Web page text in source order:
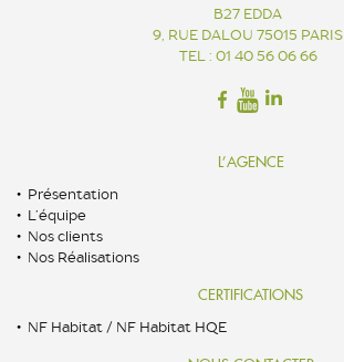
B27 EDDA
9, RUE DALOU 75015 PARIS
TEL : 01 40 56 06 66
L’AGENCE
Présentation
L’équipe
Nos clients
Nos Réalisations
CERTIFICATIONS
NF Habitat / NF Habitat HQE